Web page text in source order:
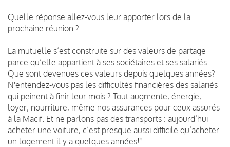
Quelle réponse allez-vous leur apporter lors de la
prochaine réunion ?
La mutuelle s’est construite sur des valeurs de partage
parce qu’elle appartient à ses sociétaires et ses salariés.
Que sont devenues ces valeurs depuis quelques années?
N'entendez-vous pas les difficultés financières des salariés
qui peinent à finir leur mois ? Tout augmente, énergie,
loyer, nourriture, même nos assurances pour ceux assurés
à la Macif. Et ne parlons pas des transports : aujourd’hui
acheter une voiture, c’est presque aussi difficile qu’acheter
un logement il y a quelques années!!